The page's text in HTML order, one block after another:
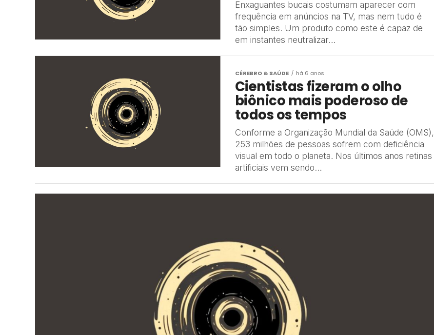
Enxaguantes bucais costumam aparecer com
frequência em anúncios na TV, mas nem tudo é
tão simples. Um produto como este é capaz de
em instantes neutralizar...
CÉREBRO & SAÚDE há 6 anos
Cientistas fizeram o olho
biônico mais poderoso de
todos os tempos
Conforme a Organização Mundial da Saúde (OMS),
253 milhões de pessoas sofrem com deficiência
visual em todo o planeta. Nos últimos anos retinas
artificiais vem sendo...